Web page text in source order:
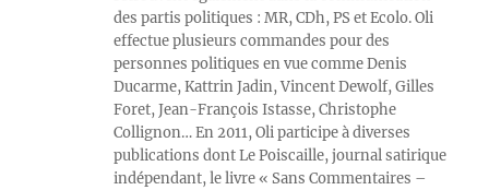
des partis politiques : MR, CDh, PS et Ecolo. Oli
effectue plusieurs commandes pour des
personnes politiques en vue comme Denis
Ducarme, Kattrin Jadin, Vincent Dewolf, Gilles
Foret, Jean-François Istasse, Christophe
Collignon… En 2011, Oli participe à diverses
publications dont Le Poiscaille, journal satirique
indépendant, le livre « Sans Commentaires –